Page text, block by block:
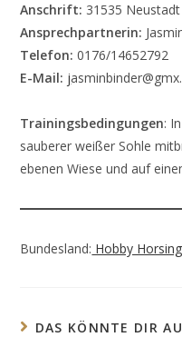
Anschrift: 31535 Neustadt
Ansprechpartnerin:
Telefon: 0176/14652792
E-Mail: j
Trainingsbedingungen:
sauberer weißer Sohle
ebenen Wiese und auf
Bundesland: Hobby
DAS KÖNNTE DIR